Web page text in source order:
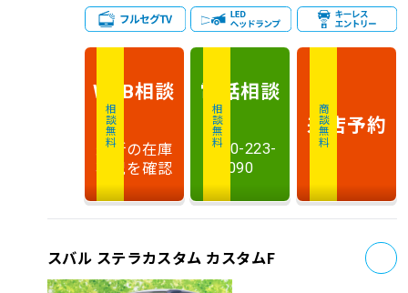
相談無料
WEB相談
最新の在庫
状況を確認
相談無料
電話相談
0120-223-
090
商談無料
来店予約
スバル ステラカスタム カスタムF